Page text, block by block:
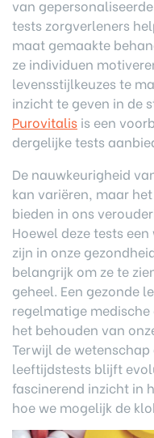
van
tests zorgverleners
maat gemaakte
ze individuen
levensstijlkeuzes te
inzicht te geven in de
Purovitalis is een
dergelijke tests
De nauwkeurigheid
kan variëren, maar
bieden in ons
Hoewel deze tests
zijn in onze
belangrijk om ze te
geheel. Een gezonde
regelmatige
het behouden van
Terwijl de
leeftijdstests blijft
fascinerend inzicht in
hoe we mogelijk de